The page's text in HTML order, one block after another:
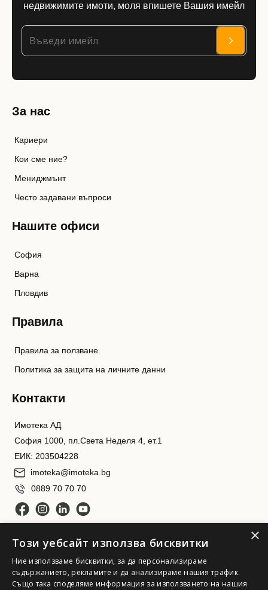
недвижимите имоти, моля впишете Вашия имейл
За нас
Кариери
Кои сме ние?
Мениджмънт
Често задавани въпроси
Нашите офиси
София
Варна
Пловдив
Правила
Правила за ползване
Политика за защита на личните данни
Контакти
Имотека АД
София 1000, пл.Света Неделя 4, ет.1
ЕИК: 203504228
imoteka@imoteka.bg
0889 70 70 70
×
Този уебсайт използва бисквитки
Ние използваме бисквитки, за да персонализираме
съдържанието, рекламите и да анализираме нашия трафик.
Също така споделяме информация за използването на нашия